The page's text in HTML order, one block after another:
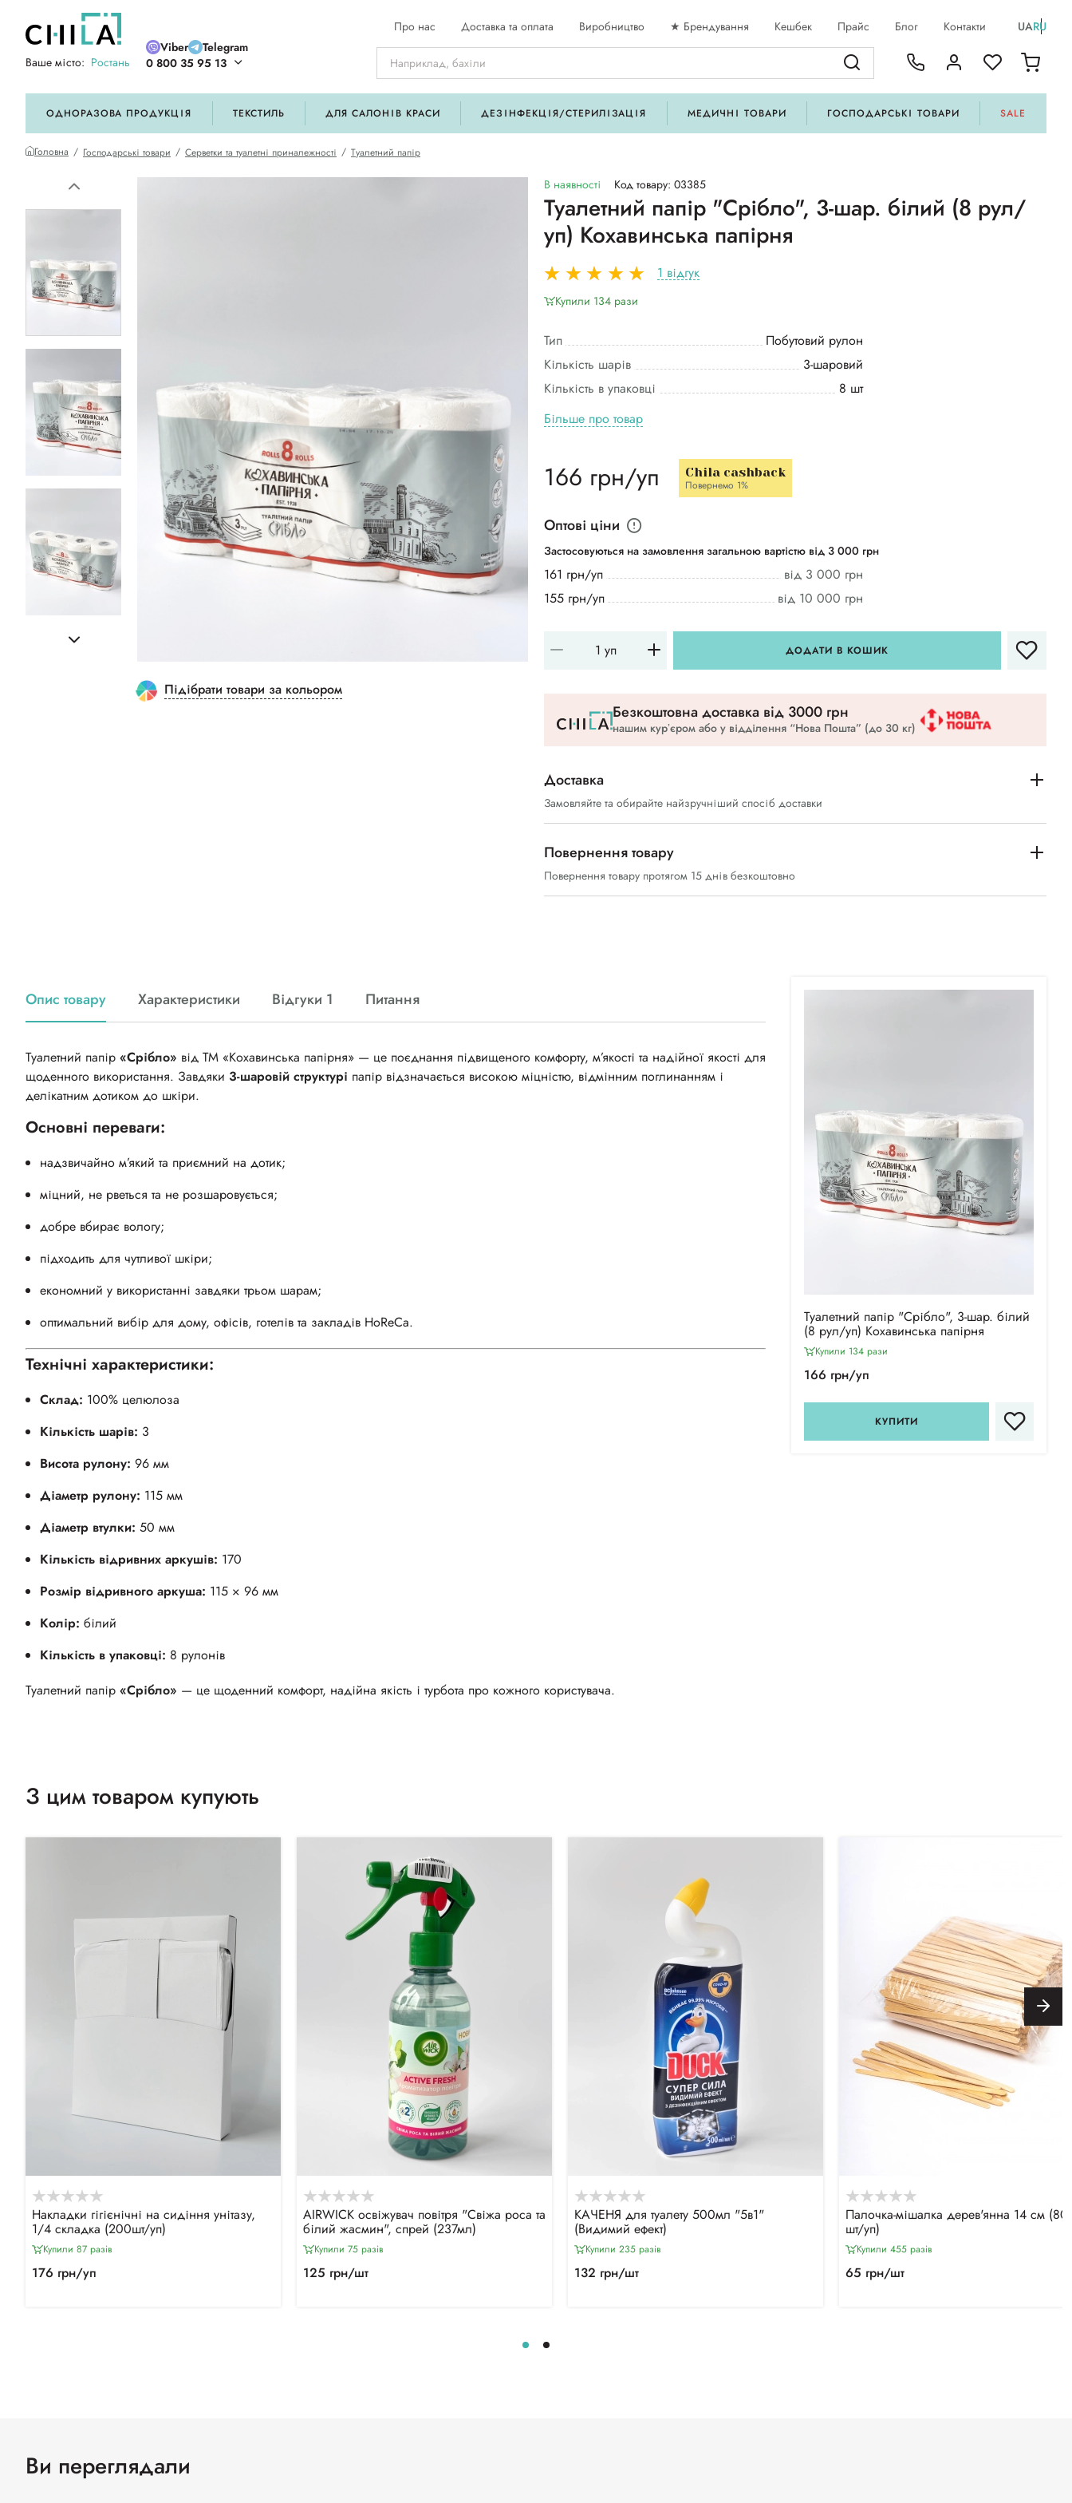
Ваше місто: Ростань
Viber
Telegram
0 800 35 95 13
Про нас Доставка та оплата Виробництво ★ Брендування Кешбек Прайс Блог Контакти UARU
ОДНОРАЗОВА ПРОДУКЦІЯ ТЕКСТИЛЬ ДЛЯ САЛОНІВ КРАСИ ДЕЗІНФЕКЦІЯ/СТЕРИЛІЗАЦІЯ МЕДИЧНІ ТОВАРИ ГОСПОДАРСЬКІ ТОВАРИ SALE
Головна Господарські товари Серветки та туалетні приналежності Туалетний папір
Підібрати товари за кольором
В наявності Код товару: 03385
Туалетний папір "Срібло", 3-шар. білий (8 рул/
уп) Кохавинська папірня
1 відгук
Купили 134 рази
Тип
Побутовий рулон
Кількість шарів
3-шаровий
Кількість в упаковці
8 шт
Більше про товар
166 грн/уп Chila cashback
Повернемо 1%
Оптові ціни
Застосовуються на замовлення загальною вартістю від 3 000 грн
161 грн/уп
від 3 000 грн
155 грн/уп
від 10 000 грн
ДОДАТИ В КОШИК
Безкоштовна доставка вiд 3000 грн
нашим курʼєром або у відділення “Нова Пошта” (до 30 кг)
Доставка
Замовляйте та обирайте найзручніший спосіб доставки
Повернення товару
Повернення товару протягом 15 днів безкоштовно
Опис товару Характеристики Відгуки 1 Питання
Туалетний папір «Срібло» від ТМ «Кохавинська папірня» — це поєднання підвищеного комфорту, м’якості та надійної якості для
щоденного використання. Завдяки 3-шаровій структурі папір відзначається високою міцністю, відмінним поглинанням і
делікатним дотиком до шкіри.
Основні переваги:
надзвичайно м’який та приємний на дотик;
міцний, не рветься та не розшаровується;
добре вбирає вологу;
підходить для чутливої шкіри;
економний у використанні завдяки трьом шарам;
оптимальний вибір для дому, офісів, готелів та закладів HoReCa.
Технічні характеристики:
Склад: 100% целюлоза
Кількість шарів: 3
Висота рулону: 96 мм
Діаметр рулону: 115 мм
Діаметр втулки: 50 мм
Кількість відривних аркушів: 170
Розмір відривного аркуша: 115 × 96 мм
Колір: білий
Кількість в упаковці: 8 рулонів
Туалетний папір «Срібло» — це щоденний комфорт, надійна якість і турбота про кожного користувача.
Туалетний папір "Срібло", 3-шар. білий
(8 рул/уп) Кохавинська папірня
Купили 134 рази
166 грн/уп
КУПИТИ
З цим товаром купують
Накладки гігієнічні на сидіння унітазу,
1/4 складка (200шт/уп)
Купили 87 разiв
176 грн/уп
АIRWICK освіжувач повітря "Свіжа роса та
білий жасмин", спрей (237мл)
Купили 75 разiв
125 грн/шт
КАЧЕНЯ для туалету 500мл "5в1"
(Видимий ефект)
Купили 235 разiв
132 грн/шт
Палочка-мішалка дерев'янна 14 см
шт/уп)
Купили 455 разiв
65 грн/шт
Ви переглядали